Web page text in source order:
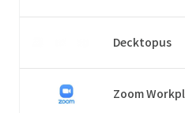
Decktopus
Zoom